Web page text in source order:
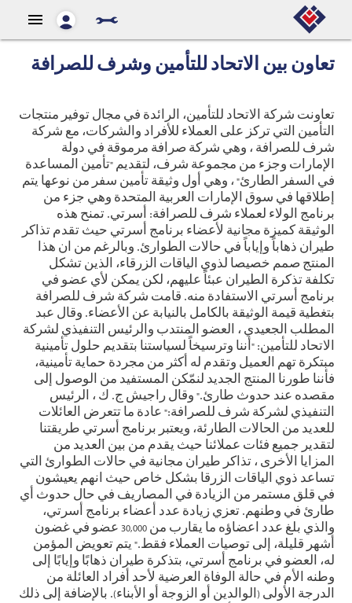
menu
تعاون بين الاتحاد للتأمين وشرف للصرافة
تعاونت شركة الاتحاد للتأمين، الرائدة في مجال توفير منتجات
التأمين التي تركز على العملاء للأفراد والشركات، مع شركة
شرف للصرافة ، وهي شركة صرافة مرموقة في دولة
الإمارات وجزء من مجموعة شرف، لتقديم "تأمين المساعدة
في السفر الطارئ" ، وهي أول وثيقة تأمين سفر من نوعها يتم
إطلاقها في سوق الإمارات العربية المتحدة وهي جزء من
برنامج الولاء لعملاء شرف للصرافة: أسرتي. تمنح هذه
الوثيقة كميزة مجانية لأعضاء برنامج أسرتي حيث تقدم تذاكر
طيران ذهاباً وإياباً في حالات الطوارئ. وبالرغم من ان هذا
المنتج صمم خصيصا لذوي الياقات الزرقاء، الذين تشكل
تكلفة تذكرة الطيران عبئاً عليهم، لكن يمكن لأي عضو في
برنامج أسرتي الاستفادة منه. قامت شركة شرف للصرافة
بتغطية قيمة الوثيقة بالكامل بالنيابة عن الأعضاء. وقال عبد
المطلب الجعيدي ، العضو المنتدب والرئيس التنفيذي لشركة
الاتحاد للتأمين: "أننا وترسيخاً لسياستنا بتقديم حلول تأمينية
مبتكرة تهم العميل وتقدم له أكثر من مجردة حماية تأمينية،
فأننا طورنا المنتج الجديد لنمّكن المستفيد من الوصول إلى
مقصده عند حدوث طارئ." وقال راجيش ج. ك ، الرئيس
التنفيذي لشركة شرف للصرافة:" عادة ما تتعرض العائلات
للعديد من الحالات الطارئة، ويعتبر برنامج أسرتي طريقتنا
لتقدير جميع فئات عملائنا حيث يقدم من بين العديد من
المزايا الأخرى ، تذاكر طيران مجانية في حالات الطوارئ التي
تساعد ذوي الياقات الزرقا بشكل خاص حيث انهم يعيشون
في قلق مستمر من الزيادة في المصاريف في حال حدوث أي
طارئ في وطنهم. تعزي زيادة عدد أعضاء برنامج أسرتي،
والذي بلغ عدد اعضاؤه ما يقارب من 30,000 عضو في غضون
أشهر قليلة، إلى توصيات العملاء فقط." يتم تعويض المؤمن
له، العضو في برنامج أسرتي، بتذكرة طيران ذهابًا وإيابًا إلى
وطنه الأم في حالة الوفاة العرضية لأحد أفراد العائلة من
الدرجة الأولى (الوالدين أو الزوجة أو الأبناء). بالإضافة إلى ذلك